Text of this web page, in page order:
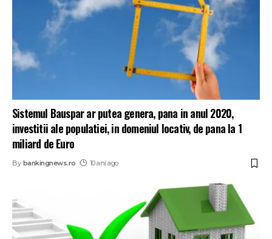
Sistemul Bauspar ar putea genera, pana in anul 2020,
investitii ale populatiei, in domeniul locativ, de pana la 1
miliard de Euro
By bankingnews.ro 10 ani ago